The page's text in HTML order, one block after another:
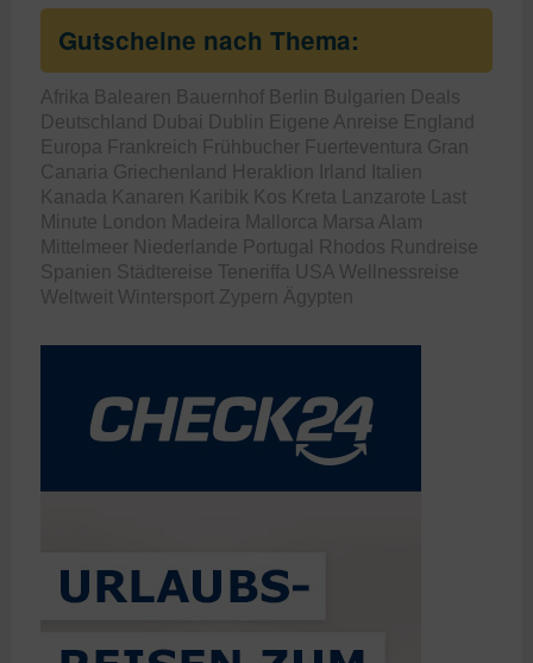
Gutscheine nach Thema:
Afrika Balearen Bauernhof Berlin Bulgarien Deals
Deutschland
Dubai Dublin Eigene Anreise England
Europa Frankreich Frühbucher Fuerteventura Gran
Canaria Griechenland Heraklion Irland
Italien
Kanada Kanaren Karibik Kos Kreta Lanzarote
Last
Minute
London Madeira Mallorca Marsa Alam
Mittelmeer Niederlande Portugal Rhodos Rundreise
Spanien Städtereise Teneriffa USA Wellnessreise
Weltweit Wintersport Zypern Ägypten